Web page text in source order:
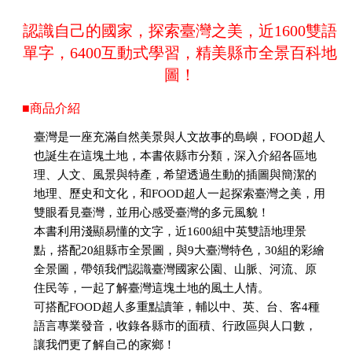
認識自己的國家，探索臺灣之美，近1600雙語
單字，6400互動式學習，精美縣市全景百科地
圖！
■商品介紹
臺灣是一座充滿自然美景與人文故事的島嶼，FOOD超人
也誕生在這塊土地，本書依縣市分類，深入介紹各區地
理、人文、風景與特產，希望透過生動的插圖與簡潔的
地理、歷史和文化，和FOOD超人一起探索臺灣之美，用
雙眼看見臺灣，並用心感受臺灣的多元風貌！
本書利用淺顯易懂的文字，近1600組中英雙語地理景
點，搭配20組縣市全景圖，與9大臺灣特色，30組的彩繪
全景圖，帶領我們認識臺灣國家公園、山脈、河流、原
住民等，一起了解臺灣這塊土地的風土人情。
可搭配FOOD超人多重點讀筆，輔以中、英、台、客4種
語言專業發音，收錄各縣市的面積、行政區與人口數，
讓我們更了解自己的家鄉！